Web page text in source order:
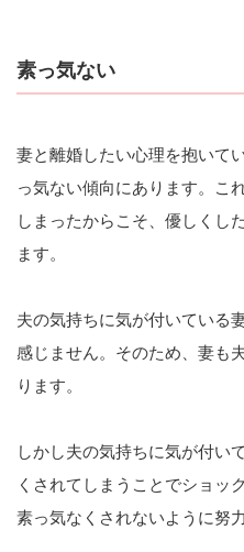
素っ気ない
妻と離婚したい心理を抱いて
っ気ない傾向にあります。こ
しまったからこそ、優しくし
ます。
夫の気持ちに気が付いている
感じません。そのため、妻も
ります。
しかし夫の気持ちに気が付い
くされてしまうことでショッ
素っ気なくされないように努